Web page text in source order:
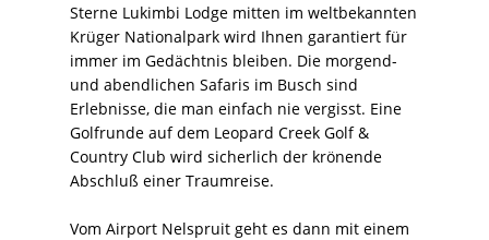
Sterne Lukimbi Lodge mitten im weltbekannten
Krüger Nationalpark wird Ihnen garantiert für
immer im Gedächtnis bleiben. Die morgend-
und abendlichen Safaris im Busch sind
Erlebnisse, die man einfach nie vergisst. Eine
Golfrunde auf dem Leopard Creek Golf &
Country Club wird sicherlich der krönende
Abschluß einer Traumreise.
Vom Airport Nelspruit geht es dann mit einem